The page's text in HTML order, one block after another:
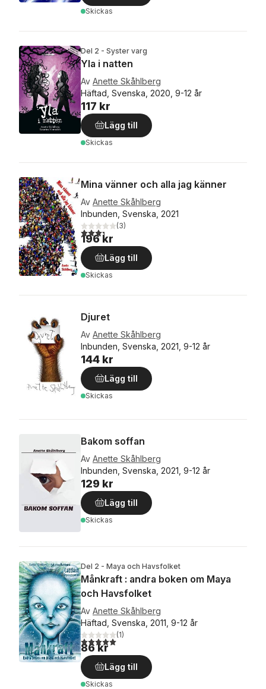
Skickas
Del 2 - Syster varg
Yla i natten
Av Anette Skåhlberg
Häftad, Svenska, 2020, 9-12 år
117 kr
Lägg till
Skickas
Mina vänner och alla jag känner
Av Anette Skåhlberg
Inbunden, Svenska, 2021
3,3utav 5 stjärnor. Totalt antal röster:
(3)
196 kr
Lägg till
Skickas
Djuret
Av Anette Skåhlberg
Inbunden, Svenska, 2021, 9-12 år
144 kr
Lägg till
Skickas
Bakom soffan
Av Anette Skåhlberg
Inbunden, Svenska, 2021, 9-12 år
129 kr
Lägg till
Skickas
Del 2 - Maya och Havsfolket
Månkraft : andra boken om Maya
och Havsfolket
Av Anette Skåhlberg
Häftad, Svenska, 2011, 9-12 år
5,0utav 5 stjärnor. Totalt antal röster:
(1)
86 kr
Lägg till
Skickas